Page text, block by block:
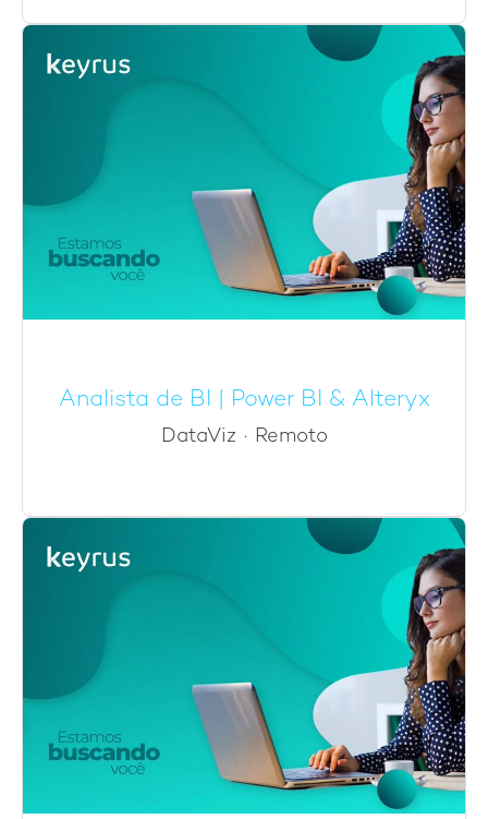
Analista de BI | Power BI & Alteryx
DataViz · Remoto